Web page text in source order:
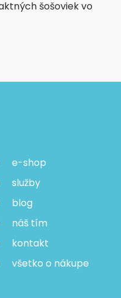
šošoviek vo
e-shop
služby
blog
náš tím
kontakt
všetko o nákupe